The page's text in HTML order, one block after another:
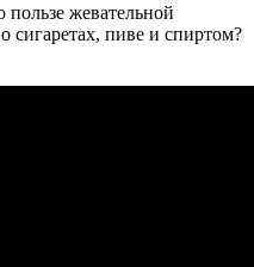
жевательной
сигаретах, пиве и спиртом?